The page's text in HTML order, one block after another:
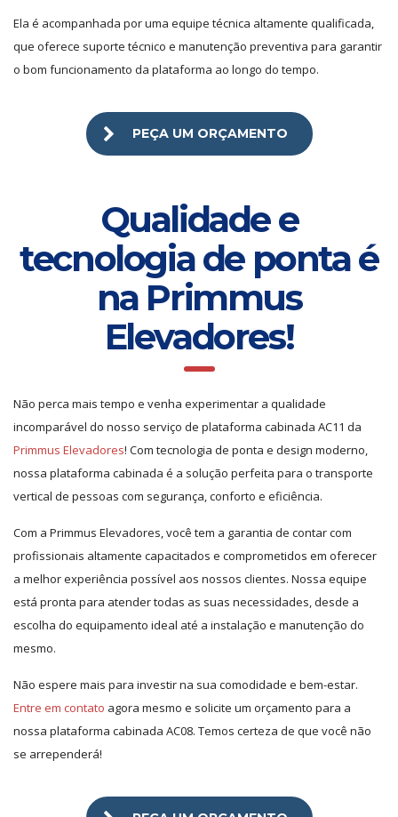
Ela é acompanhada por uma equipe técnica altamente qualificada,
que oferece suporte técnico e manutenção preventiva para garantir
o bom funcionamento da plataforma ao longo do tempo.
PEÇA UM ORÇAMENTO
Qualidade e
tecnologia de ponta é
na Primmus
Elevadores!
Não perca mais tempo e venha experimentar a qualidade
incomparável do nosso serviço de plataforma cabinada AC11 da
Primmus Elevadores! Com tecnologia de ponta e design moderno,
nossa plataforma cabinada é a solução perfeita para o transporte
vertical de pessoas com segurança, conforto e eficiência.
Com a Primmus Elevadores, você tem a garantia de contar com
profissionais altamente capacitados e comprometidos em oferecer
a melhor experiência possível aos nossos clientes. Nossa equipe
está pronta para atender todas as suas necessidades, desde a
escolha do equipamento ideal até a instalação e manutenção do
mesmo.
Não espere mais para investir na sua comodidade e bem-estar.
Entre em contato agora mesmo e solicite um orçamento para a
nossa plataforma cabinada AC08. Temos certeza de que você não
se arrependerá!